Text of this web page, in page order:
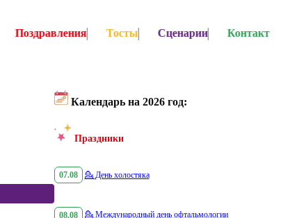
Календарь на 2026 год:
Праздники
07.08 💁 День холостяка
08.08 💁 Международный день офтальмологии
Поздравления Тосты Сценарии Контакт